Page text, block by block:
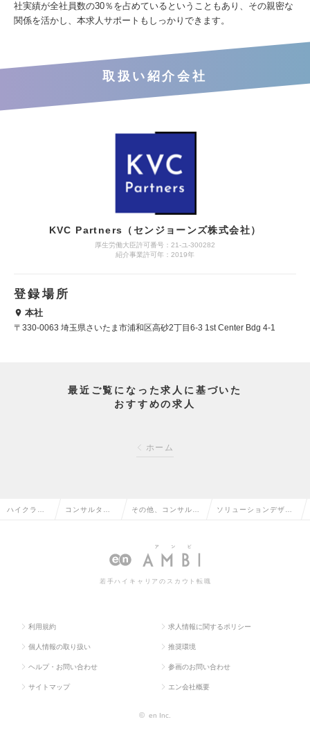
社実績が全社員数の30％を占めているということもあり、その親密な
関係を活かし、本求人サポートもしっかりできます。
取扱い紹介会社
KVC Partners（センジョーンズ株式会社）
厚生労働大臣許可番号：21-ユ-300282
紹介事業許可年：2019年
登録場所
本社
〒330-0063 埼玉県さいたま市浦和区高砂2丁目6-3 1st Center Bdg 4-1
最近ご覧になった求人に基づいた
おすすめの求人
ホーム
ハイクラス コンサルタン その他、コンサルタ ソリューションデザイ
若手ハイキャリアのスカウト転職
利用規約 求人情報に関するポリシー
個人情報の取り扱い 推奨環境
ヘルプ・お問い合わせ 参画のお問い合わせ
サイトマップ エン会社概要
© en Inc.